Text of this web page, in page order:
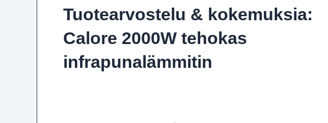
Tuotearvostelu & kokemuksia:
Calore 2000W tehokas
infrapunalämmitin